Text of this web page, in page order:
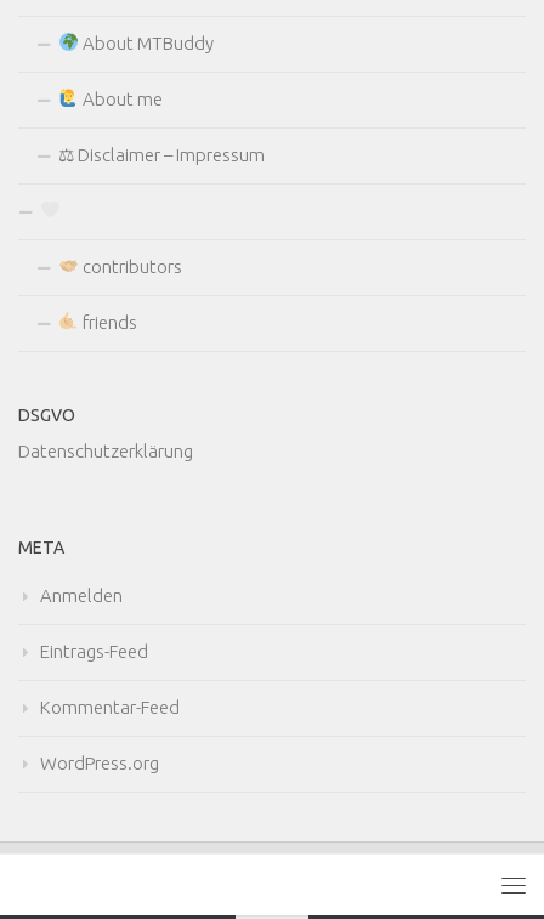
About MTBuddy
About me
⚖ Disclaimer – Impressum
contributors
friends
DSGVO
Datenschutzerklärung
META
Anmelden
Eintrags-Feed
Kommentar-Feed
WordPress.org